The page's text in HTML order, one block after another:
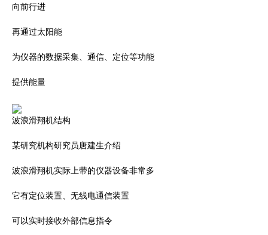
向前行进
再通过太阳能
为仪器的数据采集、通信、定位等功能
提供能量
波浪滑翔机结构
某研究机构研究员唐建生介绍
波浪滑翔机实际上带的仪器设备非常多
它有定位装置、无线电通信装置
可以实时接收外部信息指令